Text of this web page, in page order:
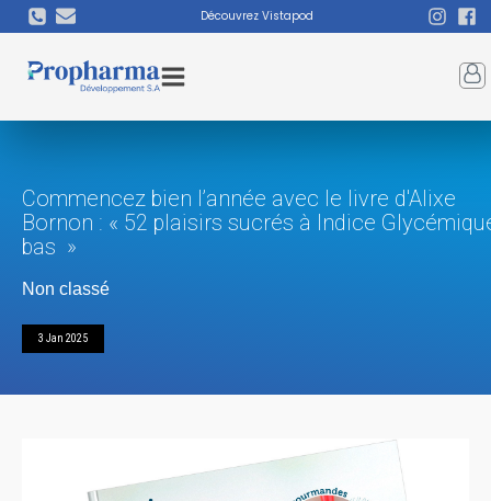
Découvrez Vistapod
Commencez bien l’année avec le livre d'Alixe
Bornon : « 52 plaisirs sucrés à Indice
bas »
Non classé
3 Jan 2025